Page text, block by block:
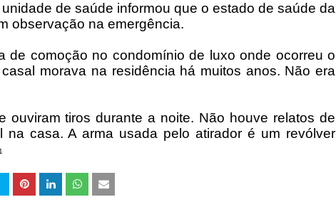
de saúde informou que o estado de saúde da
observação na emergência.
de comoção no condomínio de luxo onde ocorreu o
morava na residência há muitos anos. Não era
ouviram tiros durante a noite. Não houve relatos de
casa. A arma usada pelo atirador é um revólver